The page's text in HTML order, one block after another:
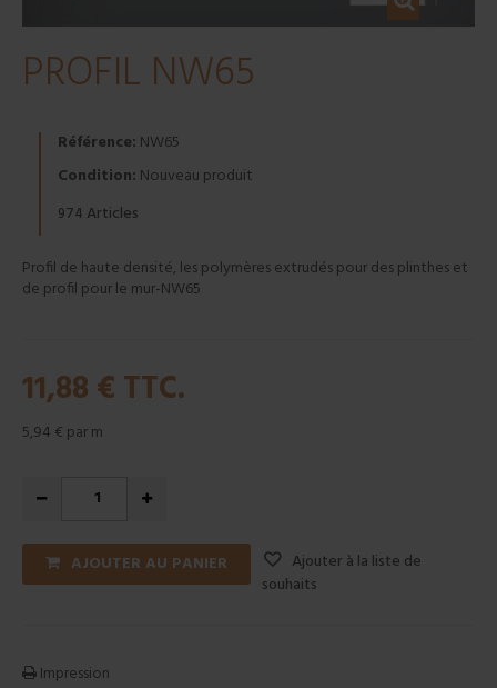
PROFIL NW65
Référence: NW65
Condition: Nouveau produit
974 Articles
Profil de haute densité, les polymères extrudés pour des plinthes et
de profil pour le mur-NW65
11,88 € TTC.
5,94 € par m
AJOUTER AU PANIER
Ajouter à la liste de
souhaits
Impression